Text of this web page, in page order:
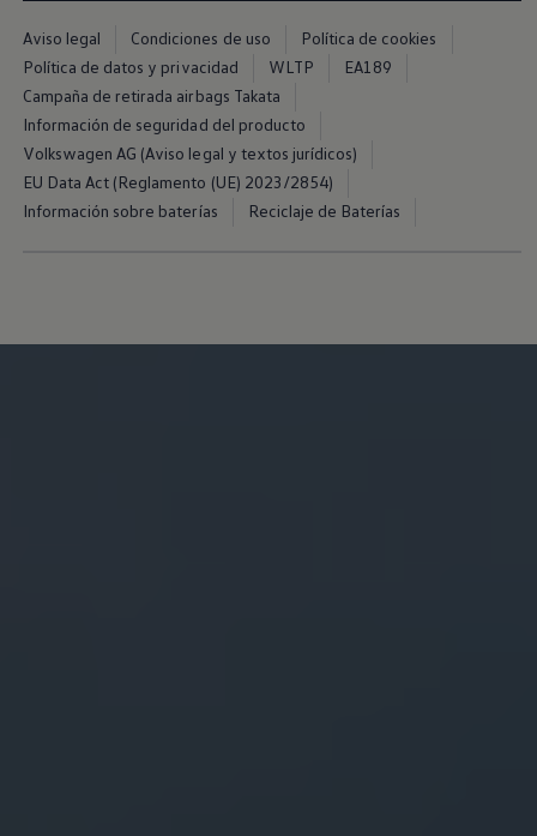
Aviso legal Condiciones de uso
Política de cookies
Política de datos y privacidad
WLTP
EA189
Campaña de retirada airbags Takata
Información de seguridad del producto
Volkswagen AG (Aviso legal y textos jurídicos)
EU Data Act (Reglamento (UE) 2023/2854)
Información sobre baterías
Reciclaje de Baterías